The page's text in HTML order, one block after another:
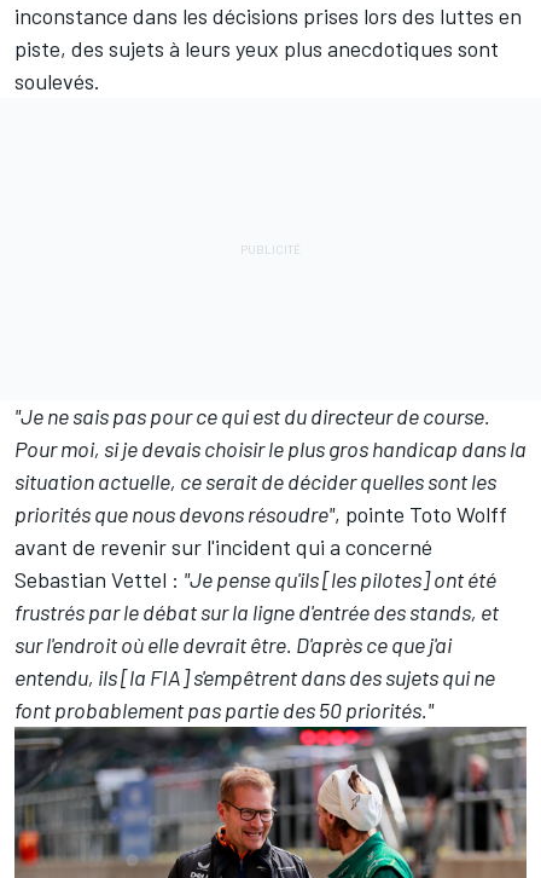
inconstance dans les décisions prises lors des luttes en
piste, des sujets à leurs yeux plus anecdotiques sont
soulevés.
"Je ne sais pas pour ce qui est du directeur de course.
Pour moi, si je devais choisir le plus gros handicap dans la
situation actuelle, ce serait de décider quelles sont les
priorités que nous devons résoudre", pointe Toto Wolff
avant de revenir sur l'incident qui a concerné
Sebastian Vettel : "Je pense qu'ils [les pilotes] ont été
frustrés par le débat sur la ligne d'entrée des stands, et
sur l'endroit où elle devrait être. D'après ce que j'ai
entendu, ils [la FIA] s'empêtrent dans des sujets qui ne
font probablement pas partie des 50 priorités."